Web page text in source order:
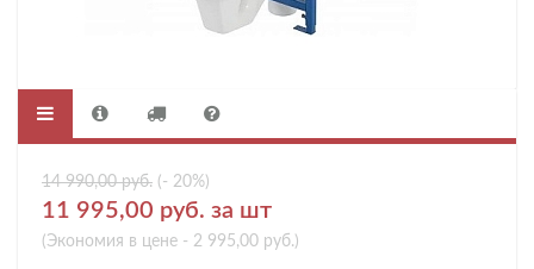
14 990,00 руб. (- 20%)
11 995,00 руб. за шт
(Экономия в цене - 2 995,00 руб.)